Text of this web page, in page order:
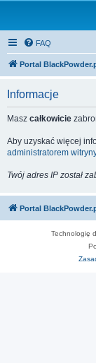
FAQ
Portal
Informacje
Masz całkowicie
Aby uzyskać więcej
administratorem
Twój adres IP został
Portal
Technologię